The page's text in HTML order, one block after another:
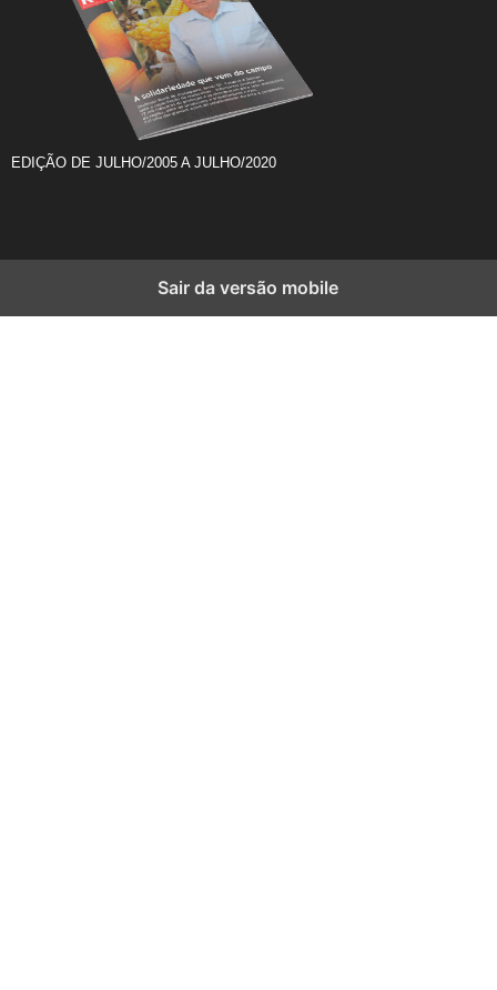
EDIÇÃO DE JULHO/2005 A JULHO/2020
Sair da versão mobile